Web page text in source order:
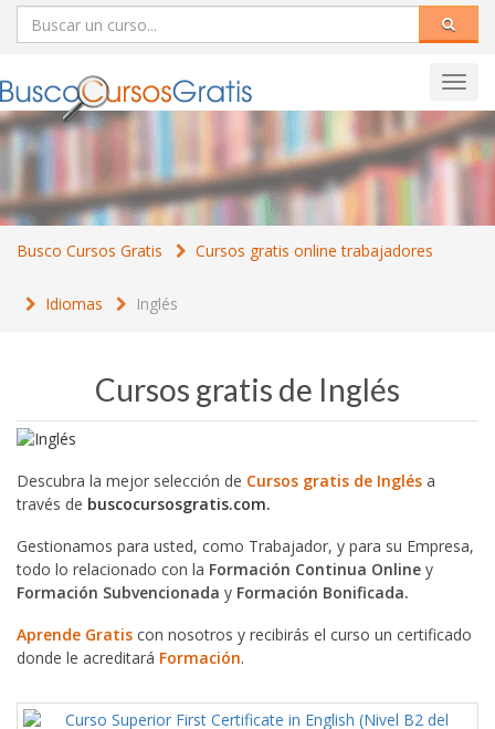
Busco Cursos Gratis Cursos gratis online trabajadores
Idiomas Inglés
Cursos gratis de Inglés
Descubra la mejor selección de Cursos gratis de Inglés a
través de buscocursosgratis.com.
Gestionamos para usted, como Trabajador, y para su Empresa,
todo lo relacionado con la Formación Continua Online y
Formación Subvencionada y Formación Bonificada.
Aprende Gratis con nosotros y recibirás el curso un certificado
donde le acreditará Formación.